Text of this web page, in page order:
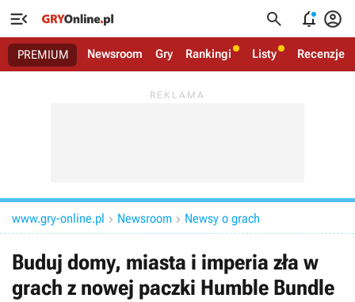
   
PREMIUM Newsroom Gry Rankingi Listy Recenzje
www.gry-online.pl  Newsroom  Newsy o grach
Buduj domy, miasta i imperia zła w
grach z nowej paczki Humble Bundle